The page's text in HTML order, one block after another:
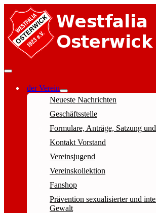
der Verein
Neueste Nachrichten
Geschäftsstelle
Formulare, Anträge, Satzung
Kontakt Vorstand
Vereinsjugend
Vereinskollektion
Fanshop
Prävention sexualisierter und
Gewalt